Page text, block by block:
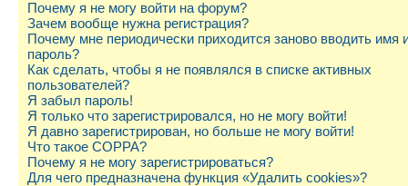
Почему я не могу войти на форум?
Зачем вообще нужна регистрация?
Почему мне периодически приходится заново вводить имя
пароль?
Как сделать, чтобы я не появлялся в списке активных
пользователей?
Я забыл пароль!
Я только что зарегистрировался, но не могу войти!
Я давно зарегистрирован, но больше не могу войти!
Что такое COPPA?
Почему я не могу зарегистрироваться?
Для чего предназначена функция «Удалить cookies»?